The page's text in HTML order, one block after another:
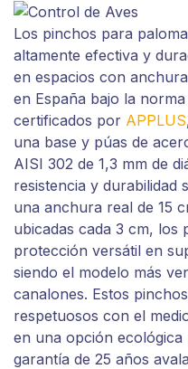
Los pinchos para
altamente efectiva y
en espacios con
en España bajo la norma
certificados por APPLUS
una base y púas de
AISI 302 de 1,3 mm de
resistencia y durabilidad
una anchura real de 15
ubicadas cada 3 cm, los
protección versátil en
siendo el modelo más
canalones. Estos
respetuosos con el
en una opción
garantía de 25 años